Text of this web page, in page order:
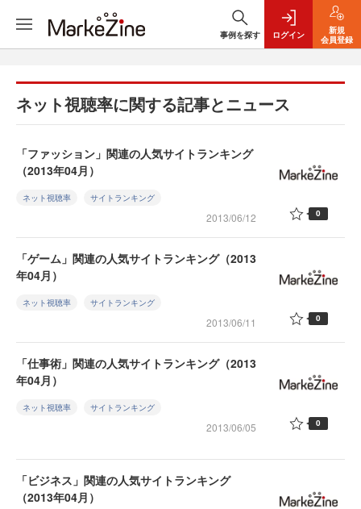
事例を探す ログイン
新規
会員登録
ネット視聴率に関する記事とニュース
「ファッション」関連の人気サイトランキング
（2013年04月）
ネット視聴率 サイトランキング
2013/06/12 0
「ゲーム」関連の人気サイトランキング（2013
年04月）
ネット視聴率 サイトランキング
2013/06/11 0
「仕事術」関連の人気サイトランキング（2013
年04月）
ネット視聴率 サイトランキング
2013/06/05 0
「ビジネス」関連の人気サイトランキング
（2013年04月）